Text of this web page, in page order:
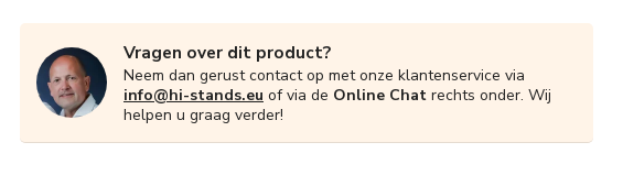
Vragen over dit product?
Neem dan gerust contact op met onze klantenservice via
info@hi-stands.eu of via de Online Chat rechts onder. Wij
helpen u graag verder!